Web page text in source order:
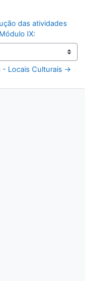
das atividades
IX:
- Locais Culturais →